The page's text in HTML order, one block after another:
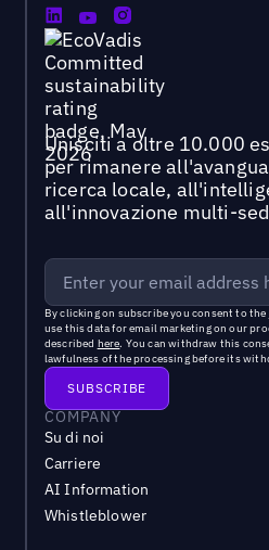
Unisciti a oltre 10.000
per rimanere
ricerca locale,
all'innovazione multi-
By clicking on subscribe you consent to the
use this data for email marketing on our
described here. You can withdraw this
lawfulness of the processing before its
COMPANY
Su di noi
Carriere
AI Information
Whistleblower